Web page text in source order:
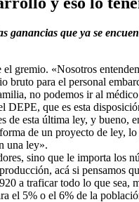
que ya se
gremio. «Nosotros
bruto para el personal
no podemos ir al
que es esta
esta última ley, y bueno,
de un proyecto de ley,
una ley».
sino que le importa los
acá si pensamos
a traficar todo lo que sea,
el 5% o el 6% de la